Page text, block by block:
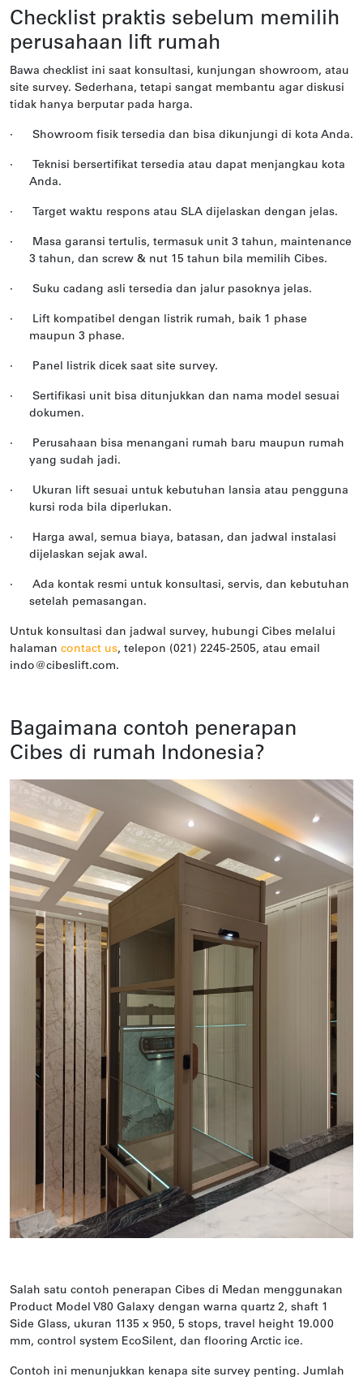
Checklist praktis sebelum memilih
perusahaan lift rumah
Bawa checklist ini saat konsultasi, kunjungan showroom, atau
site survey. Sederhana, tetapi sangat membantu agar diskusi
tidak hanya berputar pada harga.
· Showroom fisik tersedia dan bisa dikunjungi di kota Anda.
·
Teknisi bersertifikat tersedia atau dapat menjangkau kota
Anda.
· Target waktu respons atau SLA dijelaskan dengan jelas.
·
Masa garansi tertulis, termasuk unit 3 tahun, maintenance
3 tahun, dan screw & nut 15 tahun bila memilih Cibes.
· Suku cadang asli tersedia dan jalur pasoknya jelas.
·
Lift kompatibel dengan listrik rumah, baik 1 phase
maupun 3 phase.
· Panel listrik dicek saat site survey.
·
Sertifikasi unit bisa ditunjukkan dan nama model sesuai
dokumen.
·
Perusahaan bisa menangani rumah baru maupun rumah
yang sudah jadi.
·
Ukuran lift sesuai untuk kebutuhan lansia atau pengguna
kursi roda bila diperlukan.
·
Harga awal, semua biaya, batasan, dan jadwal instalasi
dijelaskan sejak awal.
·
Ada kontak resmi untuk konsultasi, servis, dan kebutuhan
setelah pemasangan.
Untuk konsultasi dan jadwal survey, hubungi Cibes melalui
halaman contact us, telepon (021) 2245-2505, atau email
indo@cibeslift.com.
Bagaimana contoh penerapan
Cibes di rumah Indonesia?
Salah satu contoh penerapan Cibes di Medan menggunakan
Product Model V80 Galaxy dengan warna quartz 2, shaft 1
Side Glass, ukuran 1135 x 950, 5 stops, travel height 19.000
mm, control system EcoSilent, dan flooring Arctic ice.
Contoh ini menunjukkan kenapa site survey penting. Jumlah